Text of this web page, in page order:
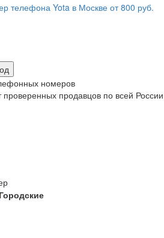
номеров
продавцов по всей России
Городские